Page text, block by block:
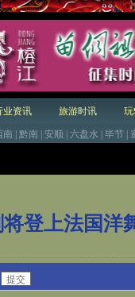
业资讯 旅游时讯 玩
南 黔南 安顺 六盘水 毕节
登上法国洋